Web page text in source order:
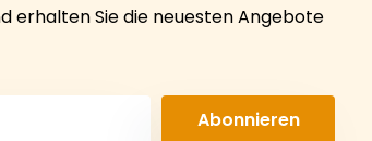
erhalten Sie die neuesten Angebote
Abonnieren